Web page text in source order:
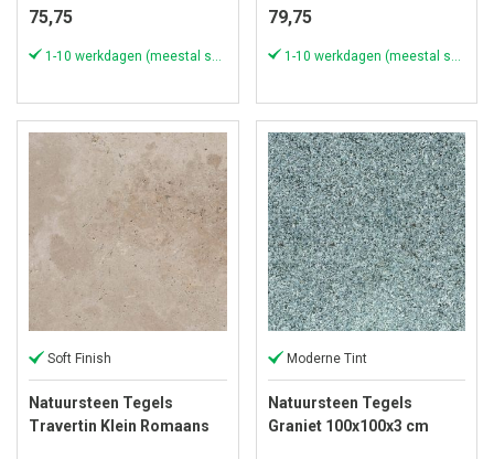
75,75 79,75
Soft Finish
Natuursteen Tegels
Travertin Klein Romaans
Moderne Tint
Natuursteen Tegels
Graniet 100x100x3 cm